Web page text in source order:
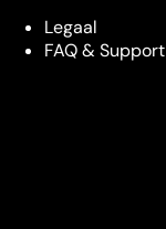
Legaal
FAQ & Support